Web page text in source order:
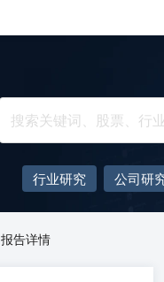
行业研究 公司研
报告详情